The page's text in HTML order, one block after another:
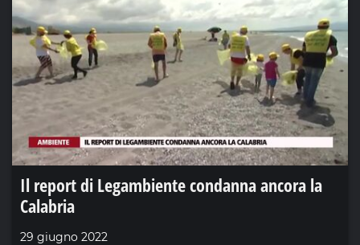
Il report di Legambiente condanna ancora la
Calabria
29 giugno 2022